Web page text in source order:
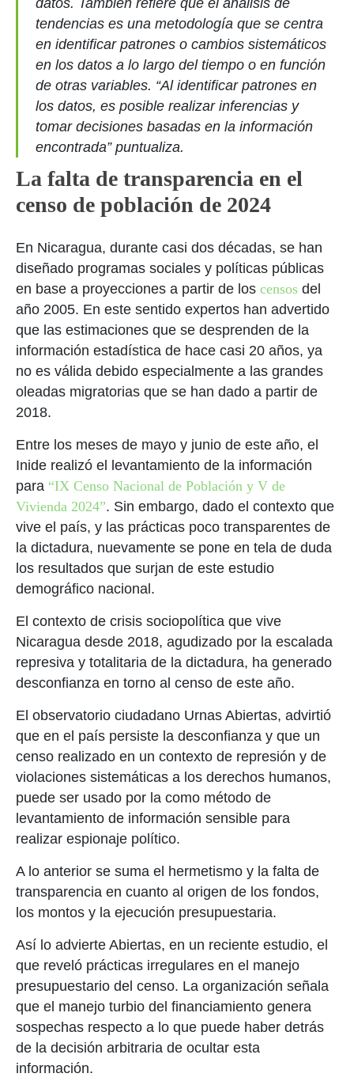
datos. También refiere que el análisis de
tendencias es una metodología que se centra
en identificar patrones o cambios sistemáticos
en los datos a lo largo del tiempo o en función
de otras variables. “Al identificar patrones en
los datos, es posible realizar inferencias y
tomar decisiones basadas en la información
encontrada” puntualiza.
La falta de transparencia en el
censo de población de 2024
En Nicaragua, durante casi dos décadas, se han
diseñado programas sociales y políticas públicas
en base a proyecciones a partir de los censos del
año 2005. En este sentido expertos han advertido
que las estimaciones que se desprenden de la
información estadística de hace casi 20 años, ya
no es válida debido especialmente a las grandes
oleadas migratorias que se han dado a partir de
2018.
Entre los meses de mayo y junio de este año, el
Inide realizó el levantamiento de la información
para “IX Censo Nacional de Población y V de
Vivienda 2024”. Sin embargo, dado el contexto que
vive el país, y las prácticas poco transparentes de
la dictadura, nuevamente se pone en tela de duda
los resultados que surjan de este estudio
demográfico nacional.
El contexto de crisis sociopolítica que vive
Nicaragua desde 2018, agudizado por la escalada
represiva y totalitaria de la dictadura, ha generado
desconfianza en torno al censo de este año.
El observatorio ciudadano Urnas Abiertas, advirtió
que en el país persiste la desconfianza y que un
censo realizado en un contexto de represión y de
violaciones sistemáticas a los derechos humanos,
puede ser usado por la como método de
levantamiento de información sensible para
realizar espionaje político.
A lo anterior se suma el hermetismo y la falta de
transparencia en cuanto al origen de los fondos,
los montos y la ejecución presupuestaria.
Así lo advierte Abiertas, en un reciente estudio, el
que reveló prácticas irregulares en el manejo
presupuestario del censo. La organización señala
que el manejo turbio del financiamiento genera
sospechas respecto a lo que puede haber detrás
de la decisión arbitraria de ocultar esta
información.